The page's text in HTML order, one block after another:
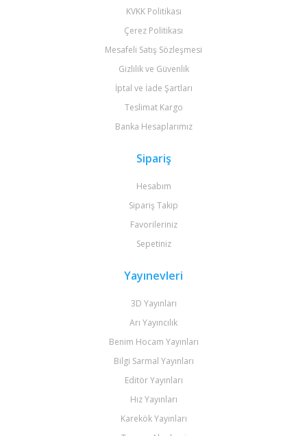
KVKK Politikası
Çerez Politikası
Mesafeli Satış Sözleşmesi
Gizlilik ve Güvenlik
İptal ve İade Şartları
Teslimat Kargo
Banka Hesaplarımız
Sipariş
Hesabım
Sipariş Takip
Favorileriniz
Sepetiniz
Yayınevleri
3D Yayınları
Arı Yayıncılık
Benim Hocam Yayınları
Bilgi Sarmal Yayınları
Editör Yayınları
Hız Yayınları
Karekök Yayınları